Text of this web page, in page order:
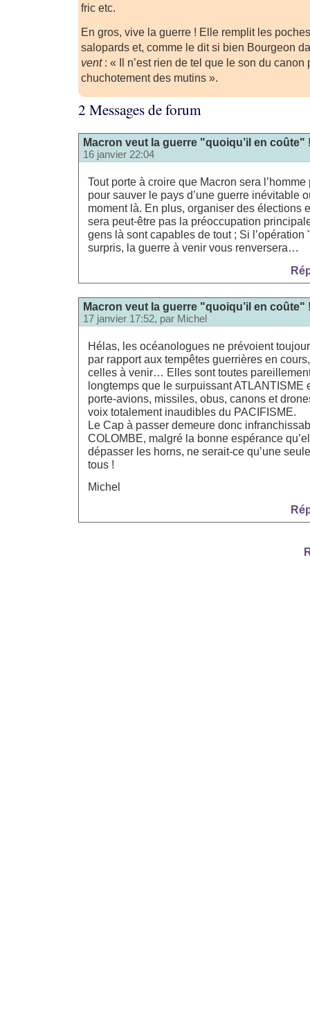
fric etc.
En gros, vive la guerre ! Elle remplit les
salopards et, comme le dit si bien Bourgeon
vent: « Il n’est rien de tel que le son du canon
chuchotement des mutins ».
2 Messages de forum
Macron veut la guerre "quoiqu’il en coûte"
16 janvier 22:04
Tout porte à croire que Macron sera
pour sauver le pays d’une guerre inévitable
moment là. En plus, organiser des élections
sera peut-être pas la préoccupation
gens là sont capables de tout ; Si l’opération
surpris, la guerre à venir vous renversera…
Macron veut la guerre "quoiqu’il en coûte"
17 janvier 17:52, par Michel
Hélas, les océanologues ne prévoient
par rapport aux tempêtes guerrières en
celles à venir… Elles sont toutes
longtemps que le surpuissant ATLANTISME
porte-avions, missiles, obus, canons et
voix totalement inaudibles du PACIFISME.
Le Cap à passer demeure donc
COLOMBE, malgré la bonne espérance
dépasser les horns, ne serait-ce qu’une
tous !
Michel